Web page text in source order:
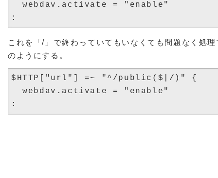
  webdav.activate = "enable"
これを「/」で終わっていてもいなくても問題なく処
のようにする。
$HTTP["url"] =~ "^/public($|/)" {
  webdav.activate = "enable"